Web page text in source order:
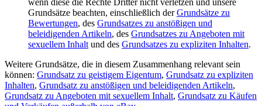
wenn diese die Rechte Dritter nicht verletzen und unsere
Grundsätze beachten, einschließlich derGrundsätze zu
Bewertungen, des Grundsatzes zu anstößigen und
beleidigenden Artikeln, des Grundsatzes zu Angeboten mit
sexuellem Inhalt und des Grundsatzes zu expliziten Inhalten.
Weitere Grundsätze, die in diesem Zusammenhang relevant sein
können: Grundsatz zu geistigem Eigentum, Grundsatz zu expliziten
Inhalten, Grundsatz zu anstößigen und beleidigenden Artikeln,
Grundsatz zu Angeboten mit sexuellem Inhalt, Grundsatz zu Käufen